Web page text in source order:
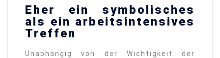
Eher ein symbolisches
als ein arbeitsintensives
Treffen
Unabhängig von der Wichtigkeit der